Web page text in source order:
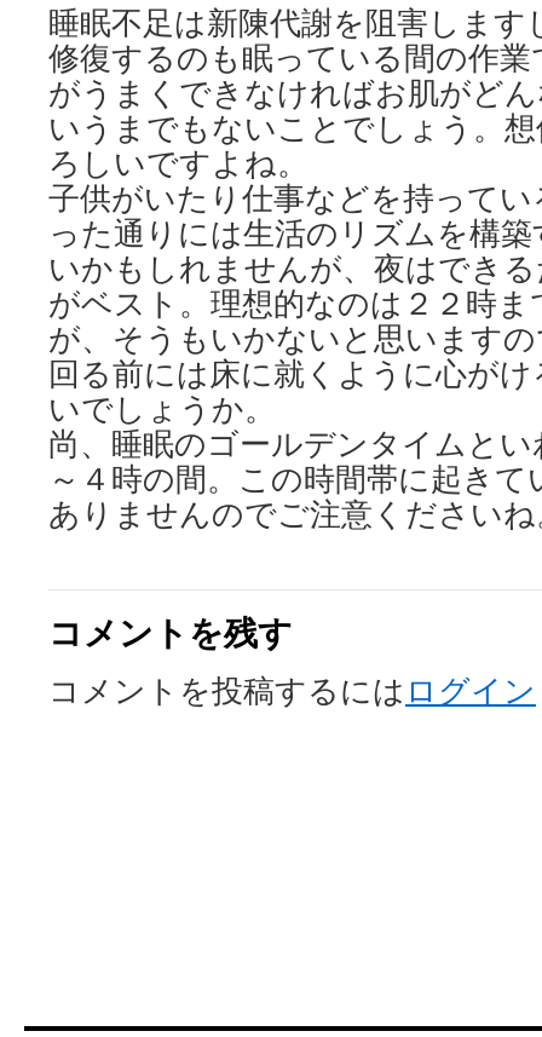
睡眠不足は新陳代謝を阻害しま
修復するのも眠っている間の作
がうまくできなければお肌がど
いうまでもないことでしょう。
ろしいですよね。
子供がいたり仕事などを持って
った通りには生活のリズムを構
いかもしれませんが、夜はでき
がベスト。理想的なのは２２時
が、そうもいかないと思います
回る前には床に就くように心が
いでしょうか。
尚、睡眠のゴールデンタイムと
～４時の間。この時間帯に起き
ありませんのでご注意ください
コメントを残す
コメントを投稿するには ログイン